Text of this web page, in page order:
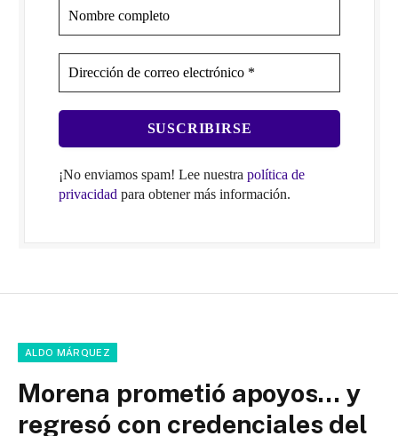
¡No enviamos spam! Lee nuestra política de
privacidad para obtener más información.
ALDO MÁRQUEZ
Morena prometió apoyos… y
regresó con credenciales del